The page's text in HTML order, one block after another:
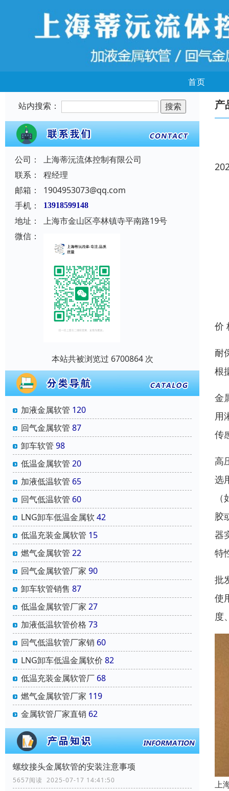
首页
站内搜索：
公司：
上海蒂沅流体控制有限公司
联系：
程经理
邮箱：
1904953073@qq.com
手机：
13918599148
地址：
上海市金山区亭林镇寺平南路19号
微信：
本站共被浏览过 6700864 次
加液金属软管 120
回气金属软管 87
卸车软管 98
低温金属软管 20
加液低温软管 65
回气低温软管 60
LNG卸车低温金属软42
低温充装金属软管 15
燃气金属软管 22
回气金属软管厂家 90
卸车软管销售 87
低温金属软管厂家 27
加液低温软管价格 73
回气低温软管厂家销 60
LNG卸车低温金属软价 82
低温充装金属软管厂 68
燃气金属软管厂家 119
金属软管厂家直销 62
螺纹接头金属软管的安装注意事项
5657阅读 2025-07-17 14:41:50
产
价
耐
根
金
用
传
高
选
胶
器
特
批
使
度
上